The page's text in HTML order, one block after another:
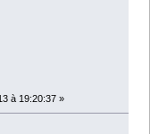
à 19:20:37 »